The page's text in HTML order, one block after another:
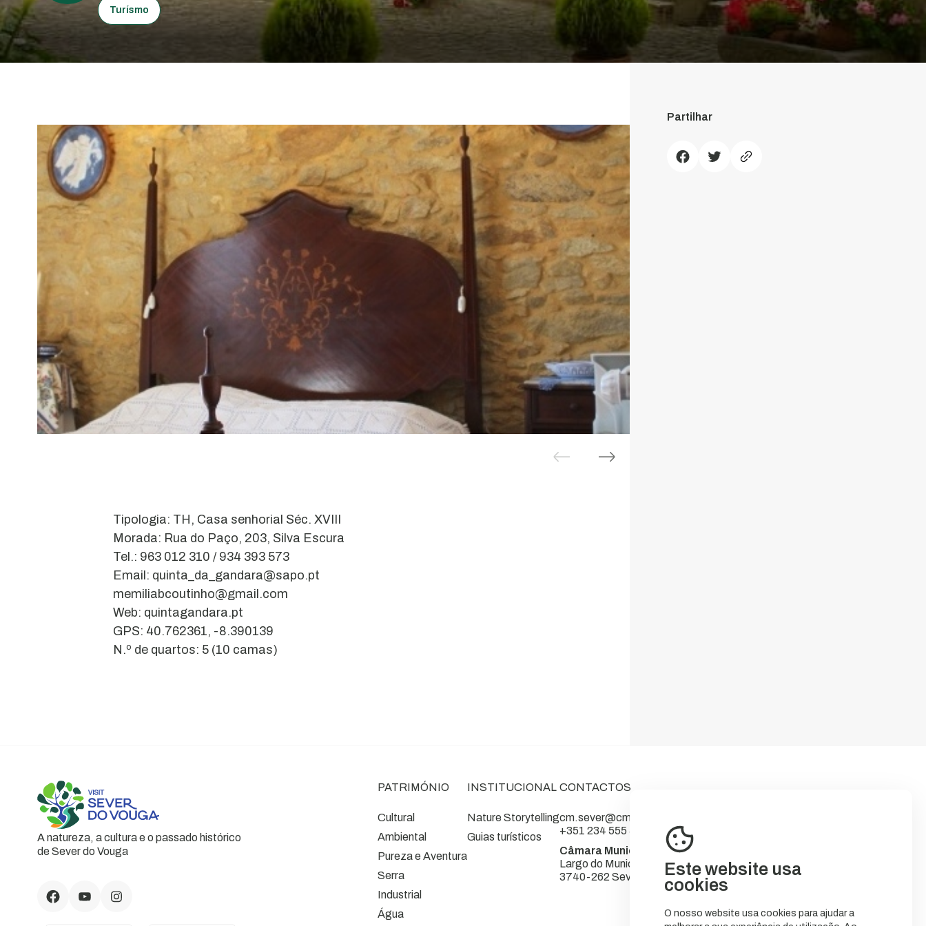
Este website usa
cookies
O nosso website usa cookies para ajudar a
Turísmo
Tipologia: TH, Casa senhorial Séc. XVIII
Morada: Rua do Paço, 203, Silva Escura
Tel.: 963 012 310 / 934 393 573
Email: quinta_da_gandara@sapo.pt
memiliabcoutinho@gmail.com
Web: quintagandara.pt
GPS: 40.762361, -8.390139
N.º de quartos: 5 (10 camas)
Partilhar
A natureza, a cultura e o passado histórico
de Sever do Vouga
PATRIMÓNIO
Cultural
Ambiental
Pureza e Aventura
Serra
Industrial
Água
INSTITUCIONAL
Nature Storytelling
Guias turísticos
CONTACTOS
cm.sever@cm-sever.pt
+351 234 555 566
Câmara Municipal de Sever do Vouga
Largo do Município
3740-262 Sever do Vouga